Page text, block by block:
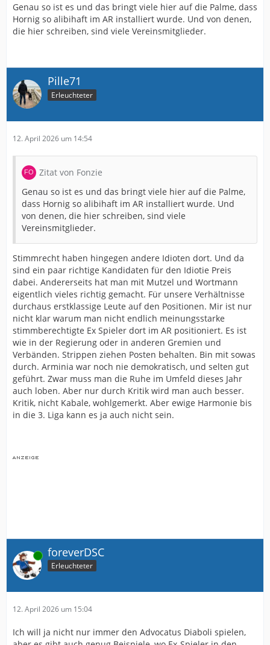
Genau so ist es und das bringt viele hier auf die Palme, dass
Hornig so alibihaft im AR installiert wurde. Und von denen,
die hier schreiben, sind viele Vereinsmitglieder.
Pille71
Erleuchteter
12. April 2026 um 14:54
Zitat von Fonzie
Genau so ist es und das bringt viele hier auf die Palme,
dass Hornig so alibihaft im AR installiert wurde. Und
von denen, die hier schreiben, sind viele
Vereinsmitglieder.
Stimmrecht haben hingegen andere Idioten dort. Und da
sind ein paar richtige Kandidaten für den Idiotie Preis
dabei. Andererseits hat man mit Mutzel und Wortmann
eigentlich vieles richtig gemacht. Für unsere Verhältnisse
durchaus erstklassige Leute auf den Positionen. Mir ist nur
nicht klar warum man nicht endlich meinungsstarke
stimmberechtigte Ex Spieler dort im AR positioniert. Es ist
wie in der Regierung oder in anderen Gremien und
Verbänden. Strippen ziehen Posten behalten. Bin mit sowas
durch. Arminia war noch nie demokratisch, und selten gut
geführt. Zwar muss man die Ruhe im Umfeld dieses Jahr
auch loben. Aber nur durch Kritik wird man auch besser.
Kritik, nicht Kabale, wohlgemerkt. Aber ewige Harmonie bis
in die 3. Liga kann es ja auch nicht sein.
Online foreverDSC
Erleuchteter
12. April 2026 um 15:04
Ich will ja nicht nur immer den Advocatus Diaboli spielen,